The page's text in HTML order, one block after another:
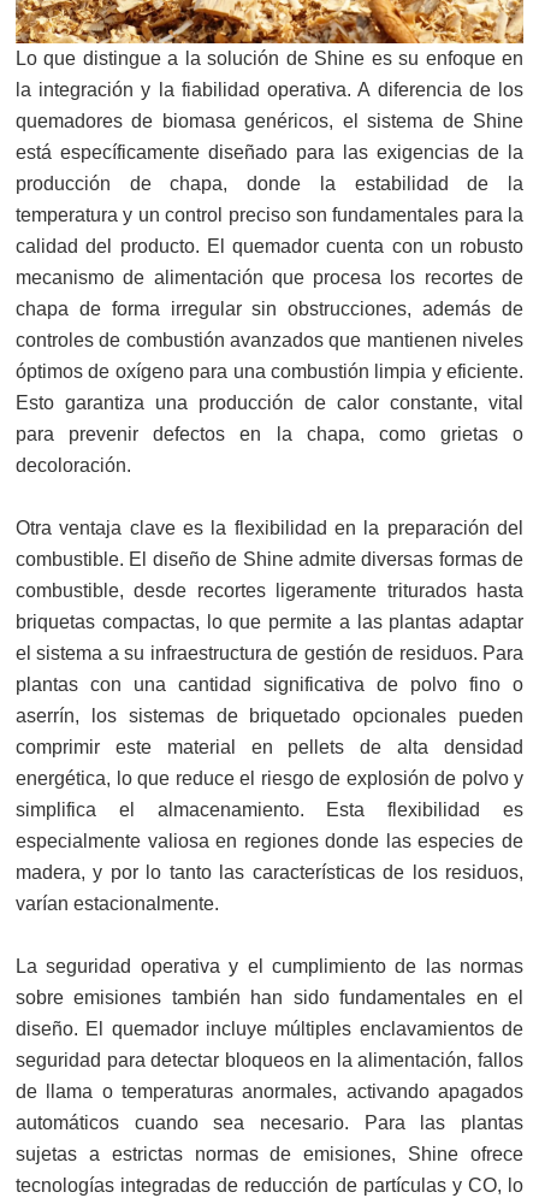
Lo que distingue a la solución de Shine es su enfoque en
la integración y la fiabilidad operativa. A diferencia de los
quemadores de biomasa genéricos, el sistema de Shine
está específicamente diseñado para las exigencias de la
producción de chapa, donde la estabilidad de la
temperatura y un control preciso son fundamentales para la
calidad del producto. El quemador cuenta con un robusto
mecanismo de alimentación que procesa los recortes de
chapa de forma irregular sin obstrucciones, además de
controles de combustión avanzados que mantienen niveles
óptimos de oxígeno para una combustión limpia y eficiente.
Esto garantiza una producción de calor constante, vital
para prevenir defectos en la chapa, como grietas o
decoloración.
Otra ventaja clave es la flexibilidad en la preparación del
combustible. El diseño de Shine admite diversas formas de
combustible, desde recortes ligeramente triturados hasta
briquetas compactas, lo que permite a las plantas adaptar
el sistema a su infraestructura de gestión de residuos. Para
plantas con una cantidad significativa de polvo fino o
aserrín, los sistemas de briquetado opcionales pueden
comprimir este material en pellets de alta densidad
energética, lo que reduce el riesgo de explosión de polvo y
simplifica el almacenamiento. Esta flexibilidad es
especialmente valiosa en regiones donde las especies de
madera, y por lo tanto las características de los residuos,
varían estacionalmente.
La seguridad operativa y el cumplimiento de las normas
sobre emisiones también han sido fundamentales en el
diseño. El quemador incluye múltiples enclavamientos de
seguridad para detectar bloqueos en la alimentación, fallos
de llama o temperaturas anormales, activando apagados
automáticos cuando sea necesario. Para las plantas
sujetas a estrictas normas de emisiones, Shine ofrece
tecnologías integradas de reducción de partículas y CO, lo